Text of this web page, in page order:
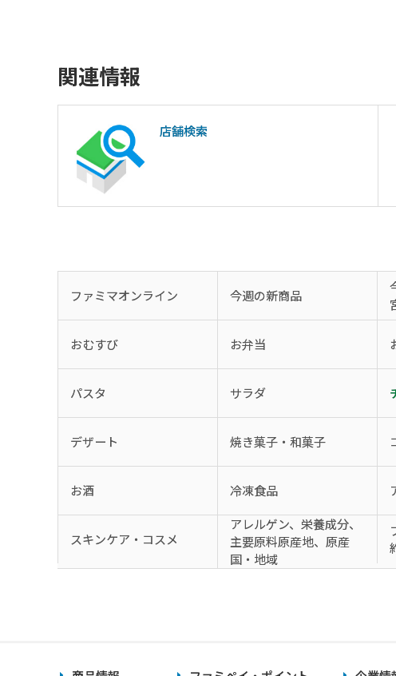
関連情報
店舗検索
ファミマオンライン 今週の新商品
おむすび お弁当
パスタ サラダ
デザート 焼き菓子・和菓子
お酒 冷凍食品
スキンケア・コスメ
アレルゲン、栄養成分、
主要原料原産地、原産
国・地域